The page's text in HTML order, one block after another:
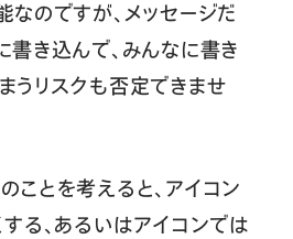
なのですが、メッセージだ
書き込んで、みんなに書き
うリスクも否定できませ
ことを考えると、アイコン
る、あるいはアイコンでは